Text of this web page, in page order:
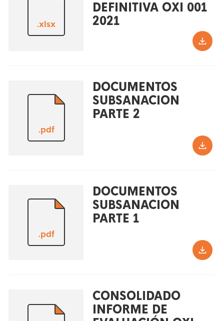
.xlsx
DEFINITIVA OXI 001
2021
.pdf
DOCUMENTOS
SUBSANACION
PARTE 2
.pdf
DOCUMENTOS
SUBSANACION
PARTE 1
CONSOLIDADO
INFORME DE